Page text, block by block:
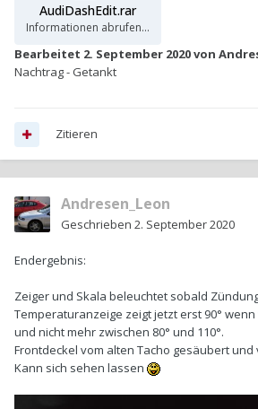
AudiDashEdit.rar
Nicht verfügbar
Bearbeitet 2. September 2020von
Nachtrag - Getankt
Zitieren
Andresen_Leon
Geschrieben 2. September 2020
Endergebnis:
Zeiger und Skala beleuchtet sobald
Temperaturanzeige zeigt jetzt erst 90°
und nicht mehr zwischen 80° und 110°.
Frontdeckel vom alten Tacho gesäubert und
Kann sich sehen lassen